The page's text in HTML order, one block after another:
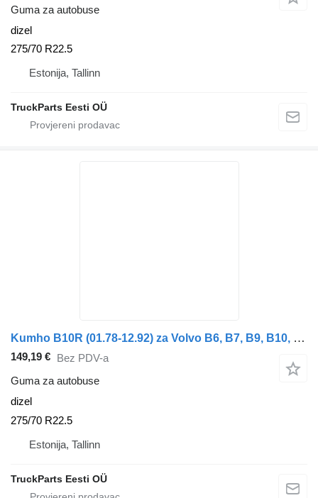
Guma za autobuse
dizel
275/70 R22.5
Estonija, Tallinn
TruckParts Eesti OÜ
Kumho B10R (01.78-12.92) za Volvo B6, B7, B9, B10, B12 bus (1978-2011)
149,19 € Bez PDV-a
Guma za autobuse
dizel
275/70 R22.5
Estonija, Tallinn
TruckParts Eesti OÜ